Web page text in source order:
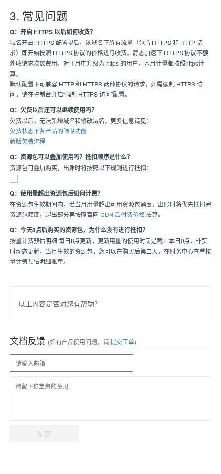
3. 常见问题
Q：开启 HTTPS 以后如何收费？
域名开启 HTTPS 配置以后，该域名下所有流量（包括 HTTPS 和 HTTP 请
求）即开始按照 HTTPS 协议的价格进行收费。静态加速下 HTTPS 协议不额
外收请求次数费用。对于月中升级为 https 的用户，本月计量都按照https计
算。
默认配置下可兼容 HTTP 和 HTTPS 两种协议的请求，如需强制 HTTPS 访
问，请在控制台开启“强制 HTTPS 访问”配置。
Q：欠费以后还可以继续使用吗？
欠费以后，无法新增域名和修改域名。更多信息请见：
欠费状态下各产品的限制功能
新版欠费流程
Q：资源包可以叠加使用吗？抵扣顺序是什么？
资源包可叠加购买，出账时将按照以下规则进行抵扣：
Q：使用量超出资源包后如何计费？
在资源包生效期间内，若当月用量超出可用资源包额度，出账时将优先抵扣完
资源包额度，超出部分再按照官网 CDN 后付费价格结算。
Q：今天8点后购买的资源包，为什么没有进行抵扣？
按量计费预估明细 每日8点更新，更新用量的使用时间是截止本日0点，非实
时动态更新，当月生效的资源包，您可以在购买后第二天，在财务中心查看按
量计费预估明细账单。
以上内容是否对您有帮助？
文档反馈 (如有产品使用问题，请提交工单)
提交